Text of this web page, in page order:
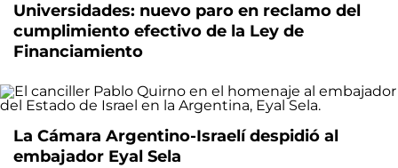
Universidades: nuevo paro en reclamo del
cumplimiento efectivo de la Ley de
Financiamiento
La Cámara Argentino-Israelí despidió al
embajador Eyal Sela